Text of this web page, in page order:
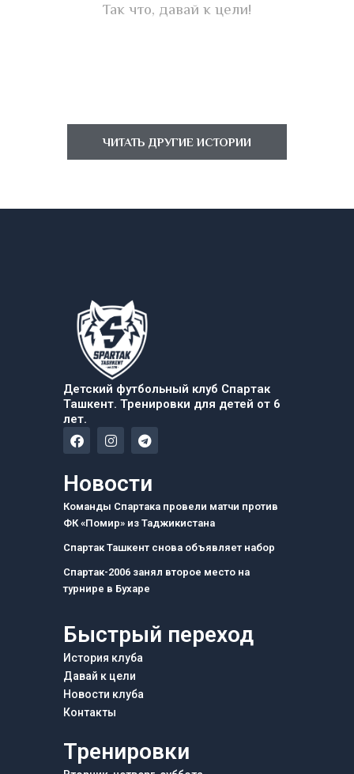
Так что, давай к цели!
ЧИТАТЬ ДРУГИЕ ИСТОРИИ
Детский футбольный клуб Спартак
Ташкент. Тренировки для детей от 6
лет.
F
a
e
b
o
k
I
n
a
g
r
a
m
T
e
g
a
m
Новости
Команды Спартака провели матчи против
ФК «Помир» из Таджикистана
Спартак Ташкент снова объявляет набор
Спартак-2006 занял второе место на
турнире в Бухаре
Быстрый переход
История клуба
Давай к цели
Новости клуба
Контакты
Тренировки